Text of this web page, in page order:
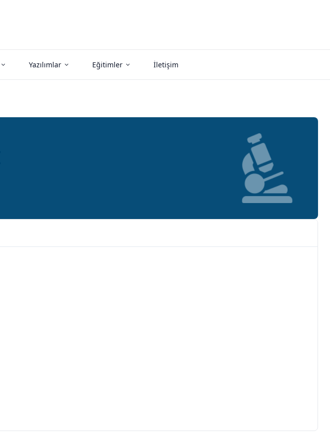
Yazılımlar Eğitimler İletişim